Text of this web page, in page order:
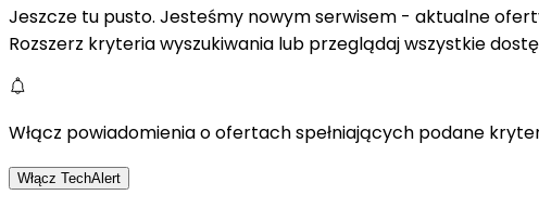
Jeszcze tu pusto. Jesteśmy nowym serwisem - aktualne
Rozszerz kryteria wyszukiwania lub przeglądaj wszystkie
Włącz powiadomienia o ofertach spełniających podane
Włącz TechAlert